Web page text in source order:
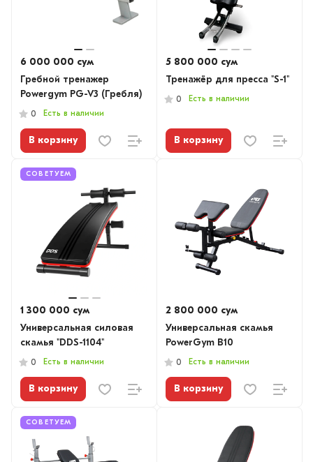
6 000 000 сум
Гребной тренажер
Powergym PG-V3 (Гребля)
0 Есть в наличии
В корзину
5 800 000 сум
Тренажёр для пресса "S-1"
0 Есть в наличии
В корзину
СОВЕТУЕМ
1 300 000 сум
Универсальная силовая
скамья "DDS-1104"
0 Есть в наличии
В корзину
2 800 000 сум
Универсальная скамья
PowerGym B10
0 Есть в наличии
В корзину
СОВЕТУЕМ